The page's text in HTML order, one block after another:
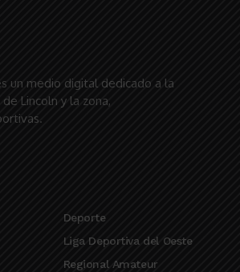
un medio digital dedicado a la
Lincoln y la zona,
Deporte
Liga Deportiva del Oeste
Regional Amateur